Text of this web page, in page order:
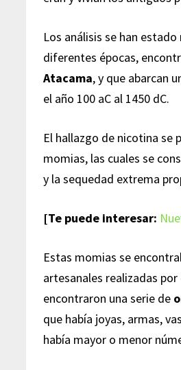
Los análisis se han
diferentes épocas,
Atacama, y que abarcan
el año 100 aC al 1450 dC.
El hallazgo de nicotina se
momias, las cuales se
y la sequedad extrema
[Te puede interesar:
Estas momias se
artesanales realizadas
encontraron una serie de
que había joyas, armas,
había mayor o menor